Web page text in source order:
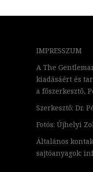
IMPRESSZUM
A The
kiadásáért és
a főszerkesztő,
Szerkesztő: Dr.
Fotós: Újhelyi
Általános
sajtóanyagok: